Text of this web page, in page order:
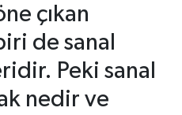
çıkan
de sanal
Peki sanal
nedir ve